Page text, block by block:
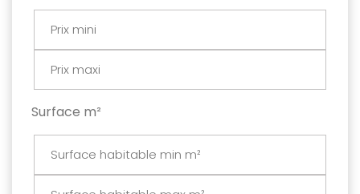
Surface m²